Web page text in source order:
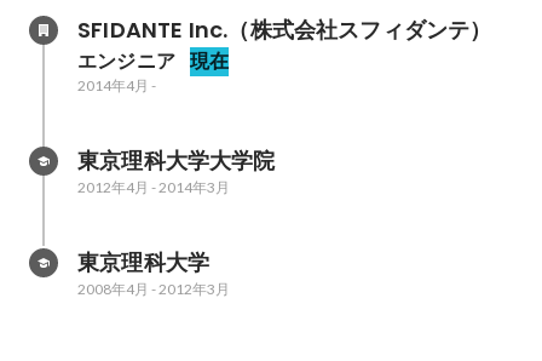
SFIDANTE Inc.（株式会社スフィダンテ）
エンジニア 現在
2014年4月 -
東京理科大学大学院
2012年4月 -2014年3月
東京理科大学
2008年4月 -2012年3月